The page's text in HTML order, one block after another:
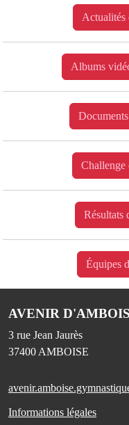
Actualités
Albums
Challenge
Résultats
Équipes
AVENIR
3 rue Jean Jaurès
37400 AMBOISE
Informations légales